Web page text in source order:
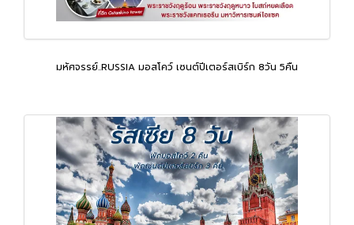
มหัศจรรย์..RUSSIA มอสโคว์ เซนต์ปีเตอร์สเบิร์ก 8วัน 5คืน